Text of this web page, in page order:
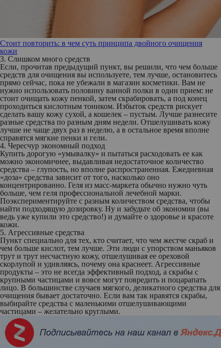
Стоит повторить: в чем суть принципа двойного очищения
кожи
3. Слишком много средств
Если, прочитав предыдущий пункт, вы решили, что чем больше
средств для очищения вы используете, тем лучше, остановитесь
прямо сейчас, пока не убежали в магазин косметики. Вам не
нужно использовать половину ванной полки в один прием: не
стоит очищать кожу пенкой, затем скрабировать, а под конец
проходиться кислотным тоником. Избыток средств рискует
сделать вашу кожу сухой, а кошелек – пустым. Лучше разнесите
разные средства по разным дням недели. Отшелушивать кожу
лучше не чаще двух раз в неделю, а в остальное время вполне
справятся мягкие пенки и гели.
4. Чересчур экономный подход
Купить дорогую «умывалку» и пытаться расходовать ее как
можно экономичнее, выдавливая недостаточное количество
средства – глупость, но вполне распространенная. Ежедневная
«доза» средства зависит от того, насколько оно
концентрированно. Геля из масс-маркета обычно нужно чуть
больше, чем геля профессиональной лечебной марки.
Поэкспериментируйте с разным количеством средства, чтобы
найти подходящую дозировку. Ну и забудьте об экономии (вы
ведь уже купили это средство!) и думайте о здоровье и красоте
кожи.
5. Агрессивные средства
Пункт специально для тех, кто считает, что чем жестче скраб и
чем больше кислот, тем лучше. Эти люди с упорством маньяков
трут и трут несчастную кожу, отшелушивая ее ореховой
скорлупой и удивляясь, почему она краснеет. Агрессивные
продукты – это не всегда эффективный подход, а скрабы с
крупными частицами и вовсе могут повредить и поцарапать
лицо. В большинстве случаев мягкого, деликатного средства для
очищения бывает достаточно. Если вам так нравятся скрабы,
выбирайте средства с маленькими отшелушивающими
частицами – желательно круглыми.